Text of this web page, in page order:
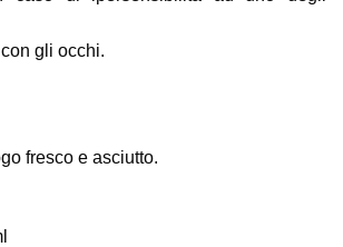
gli occhi.
fresco e asciutto.